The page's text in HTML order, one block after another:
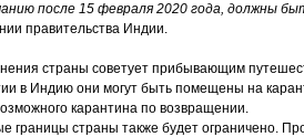
после 15 февраля 2020 года, должны
правительства Индии.
страны советует прибывающим
в Индию они могут быть помещены на
карантина по возвращении.
границы страны также будет ограничено.